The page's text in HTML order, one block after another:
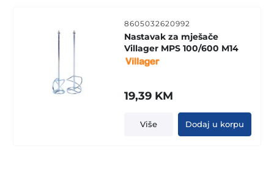
8605032620992
Nastavak za mješače
Villager MPS 100/600 M14
19,39 KM
Više Dodaj u korpu